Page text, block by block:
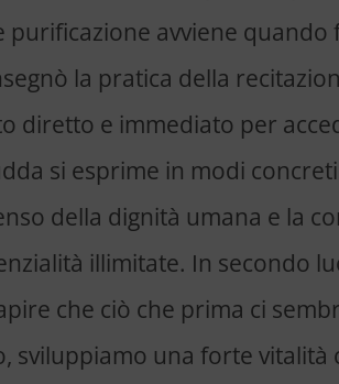
purificazione avviene
la pratica della
diretto e immediato per
si esprime in modi
della dignità umana e la
illimitate. In secondo
che ciò che prima ci
sviluppiamo una forte